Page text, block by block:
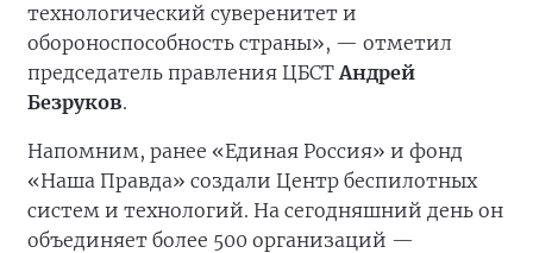
технологический суверенитет и
обороноспособность страны», — отметил
председатель правления ЦБСТАндрей
Безруков.
Напомним, ранее «Единая Россия» и фонд
«Наша Правда» создали Центр беспилотных
систем и технологий. На сегодняшний день он
объединяет более 500 организаций —